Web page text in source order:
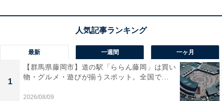
830円、小児420円）なのでご注意を。
キャンペーンの利用可能期間は、2024年5月25日～6月
16日。購入後の払い戻しには払戻手数料100円がかか
り、キャンペーン価格で購入したチケットの払戻しはキ
最新 一週間 一ヶ月
1
【群馬県藤岡市】道の駅「ららん藤岡」は買い
物・グルメ・遊びが揃うスポット。全国で...
2026/08/09